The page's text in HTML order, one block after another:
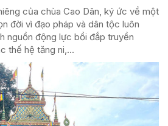
của chùa Cao Dân, ký ức về một
đời vì đạo pháp và dân tộc luôn
nguồn động lực bồi đắp truyền
thế hệ tăng ni,...